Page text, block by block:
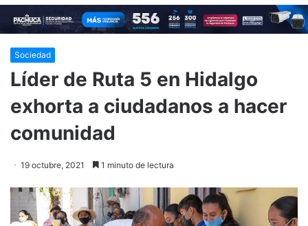
Sociedad
Líder de Ruta 5 en Hidalgo
exhorta a ciudadanos a hacer
comunidad
19 octubre, 2021 1 minuto de lectura